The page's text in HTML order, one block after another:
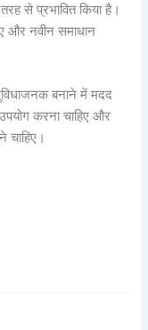
से प्रभावित किया है।
और नवीन समाधान
बनाने में मदद
करना चाहिए और